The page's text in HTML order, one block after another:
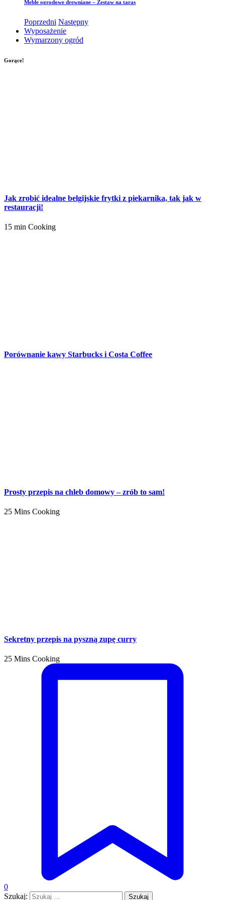
Meble ogrodowe drewniane – Zestaw na taras
Poprzedni Następny
Wyposażenie
Wymarzony ogród
Gorące!
Jak zrobić idealne belgijskie frytki z piekarnika, tak jak w
restauracji!
15 min Cooking
Porównanie kawy Starbucks i Costa Coffee
Prosty przepis na chleb domowy – zrób to sam!
25 Mins Cooking
Sekretny przepis na pyszną zupę curry
25 Mins Cooking
0
Szukaj: